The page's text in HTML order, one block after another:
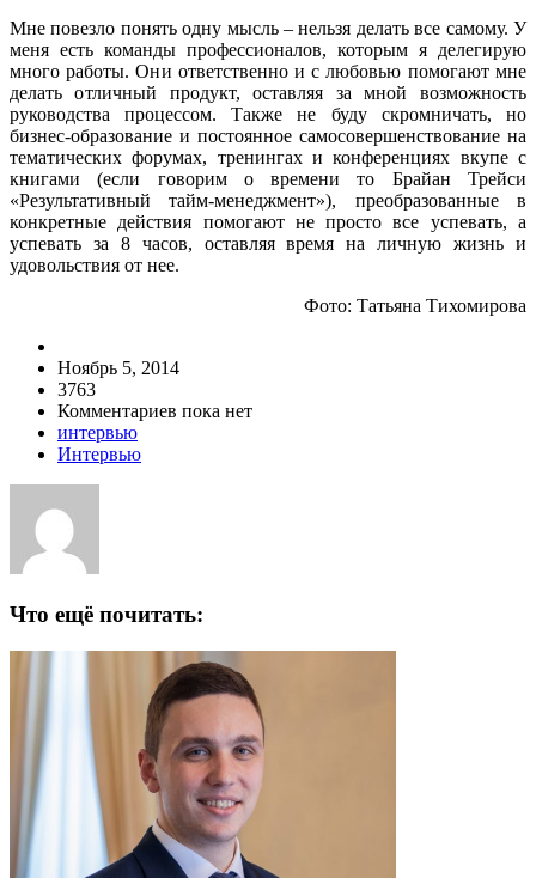
Мне повезло понять одну мысль – нельзя делать все самому. У
меня есть команды профессионалов, которым я делегирую
много работы. Они ответственно и с любовью помогают мне
делать отличный продукт, оставляя за мной возможность
руководства процессом. Также не буду скромничать, но
бизнес-образование и постоянное самосовершенствование на
тематических форумах, тренингах и конференциях вкупе с
книгами (если говорим о времени то Брайан Трейси
«Результативный тайм-менеджмент»), преобразованные в
конкретные действия помогают не просто все успевать, а
успевать за 8 часов, оставляя время на личную жизнь и
удовольствия от нее.
Фото: Татьяна Тихомирова
Ноябрь 5, 2014
3763
Комментариев пока нет
интервью
Интервью
Что ещё почитать: